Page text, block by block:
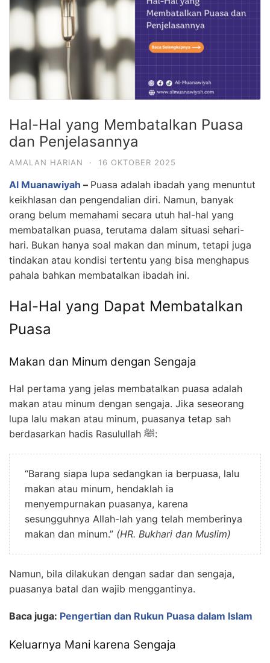
Hal-Hal yang Membatalkan Puasa
dan Penjelasannya
AMALAN HARIAN · 16 OKTOBER 2025
Al Muanawiyah – Puasa adalah ibadah yang menuntut
keikhlasan dan pengendalian diri. Namun, banyak
orang belum memahami secara utuh hal-hal yang
membatalkan puasa, terutama dalam situasi sehari-
hari. Bukan hanya soal makan dan minum, tetapi juga
tindakan atau kondisi tertentu yang bisa menghapus
pahala bahkan membatalkan ibadah ini.
Hal-Hal yang Dapat Membatalkan
Puasa
Makan dan Minum dengan Sengaja
Hal pertama yang jelas membatalkan puasa adalah
makan atau minum dengan sengaja. Jika seseorang
lupa lalu makan atau minum, puasanya tetap sah
berdasarkan hadis Rasulullah ﷺ:
“Barang siapa lupa sedangkan ia berpuasa, lalu
makan atau minum, hendaklah ia
menyempurnakan puasanya, karena
sesungguhnya Allah-lah yang telah memberinya
makan dan minum.” (HR. Bukhari dan Muslim)
Namun, bila dilakukan dengan sadar dan sengaja,
puasanya batal dan wajib menggantinya.
Baca juga: Pengertian dan Rukun Puasa dalam Islam
Keluarnya Mani karena Sengaja